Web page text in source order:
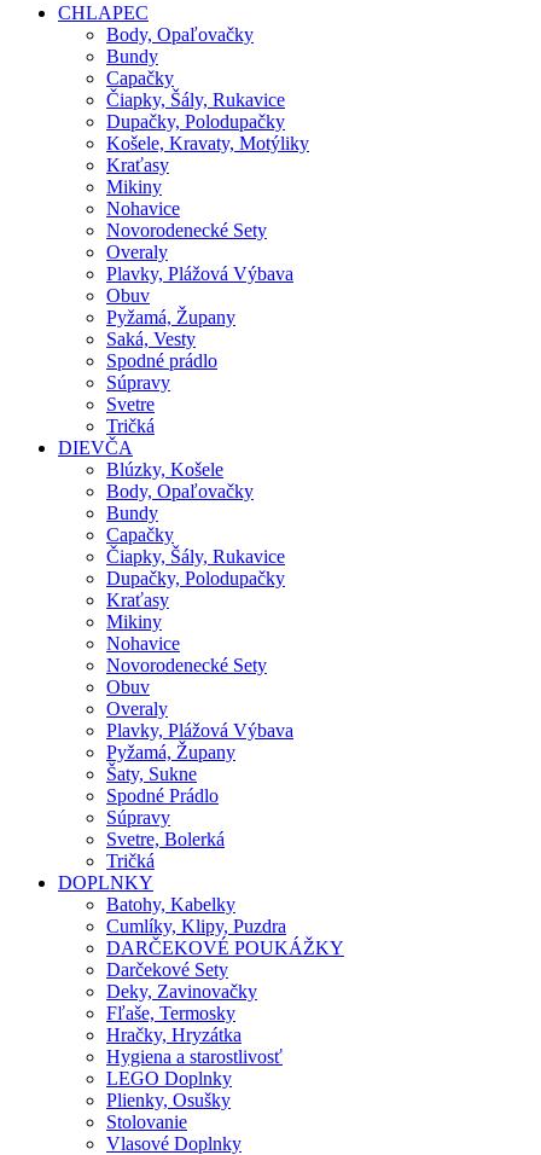
CHLAPEC
Body, Opaľovačky
Bundy
Capačky
Čiapky, Šály, Rukavice
Dupačky, Polodupačky
Košele, Kravaty, Motýliky
Kraťasy
Mikiny
Nohavice
Novorodenecké Sety
Overaly
Plavky, Plážová Výbava
Obuv
Pyžamá, Župany
Saká, Vesty
Spodné prádlo
Súpravy
Svetre
Tričká
DIEVČA
Blúzky, Košele
Body, Opaľovačky
Bundy
Capačky
Čiapky, Šály, Rukavice
Dupačky, Polodupačky
Kraťasy
Mikiny
Nohavice
Novorodenecké Sety
Obuv
Overaly
Plavky, Plážová Výbava
Pyžamá, Župany
Šaty, Sukne
Spodné Prádlo
Súpravy
Svetre, Bolerká
Tričká
DOPLNKY
Batohy, Kabelky
Cumlíky, Klipy, Puzdra
DARČEKOVÉ POUKÁŽKY
Darčekové Sety
Deky, Zavinovačky
Fľaše, Termosky
Hračky, Hryzátka
Hygiena a starostlivosť
LEGO Doplnky
Plienky, Osušky
Stolovanie
Vlasové Doplnky